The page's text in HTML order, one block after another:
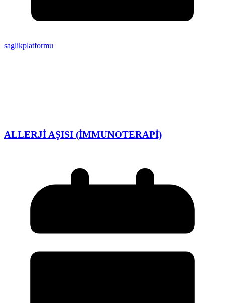
saglikplatformu
ALLERJİ AŞISI (İMMUNOTERAPİ)